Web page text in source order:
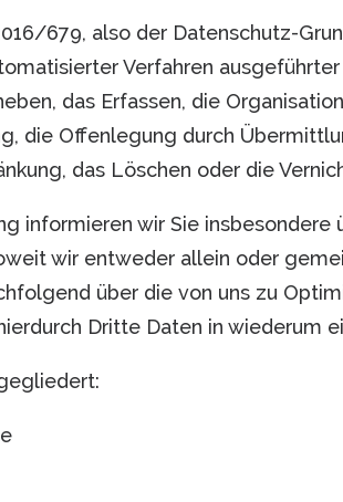
679, also der Datenschutz-
Verfahren
das Erfassen, die
die Offenlegung durch
das Löschen oder die
informieren wir Sie
wir entweder allein oder
über die von uns zu
Dritte Daten in wiederum